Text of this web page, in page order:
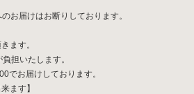
お届けはお断りしております。
ます。
担いたします。
でお届けしております。
ます】